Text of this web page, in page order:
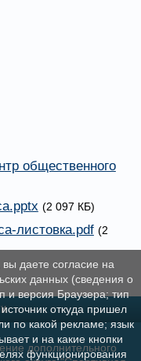
общественного
(2 097 КБ)
листовка.pdf (2
дополнительного
даете согласие на
данных (сведения о
и версия Браузера; тип
откуда пришел
по какой рекламе; язык
и на какие кнопки
функционирования